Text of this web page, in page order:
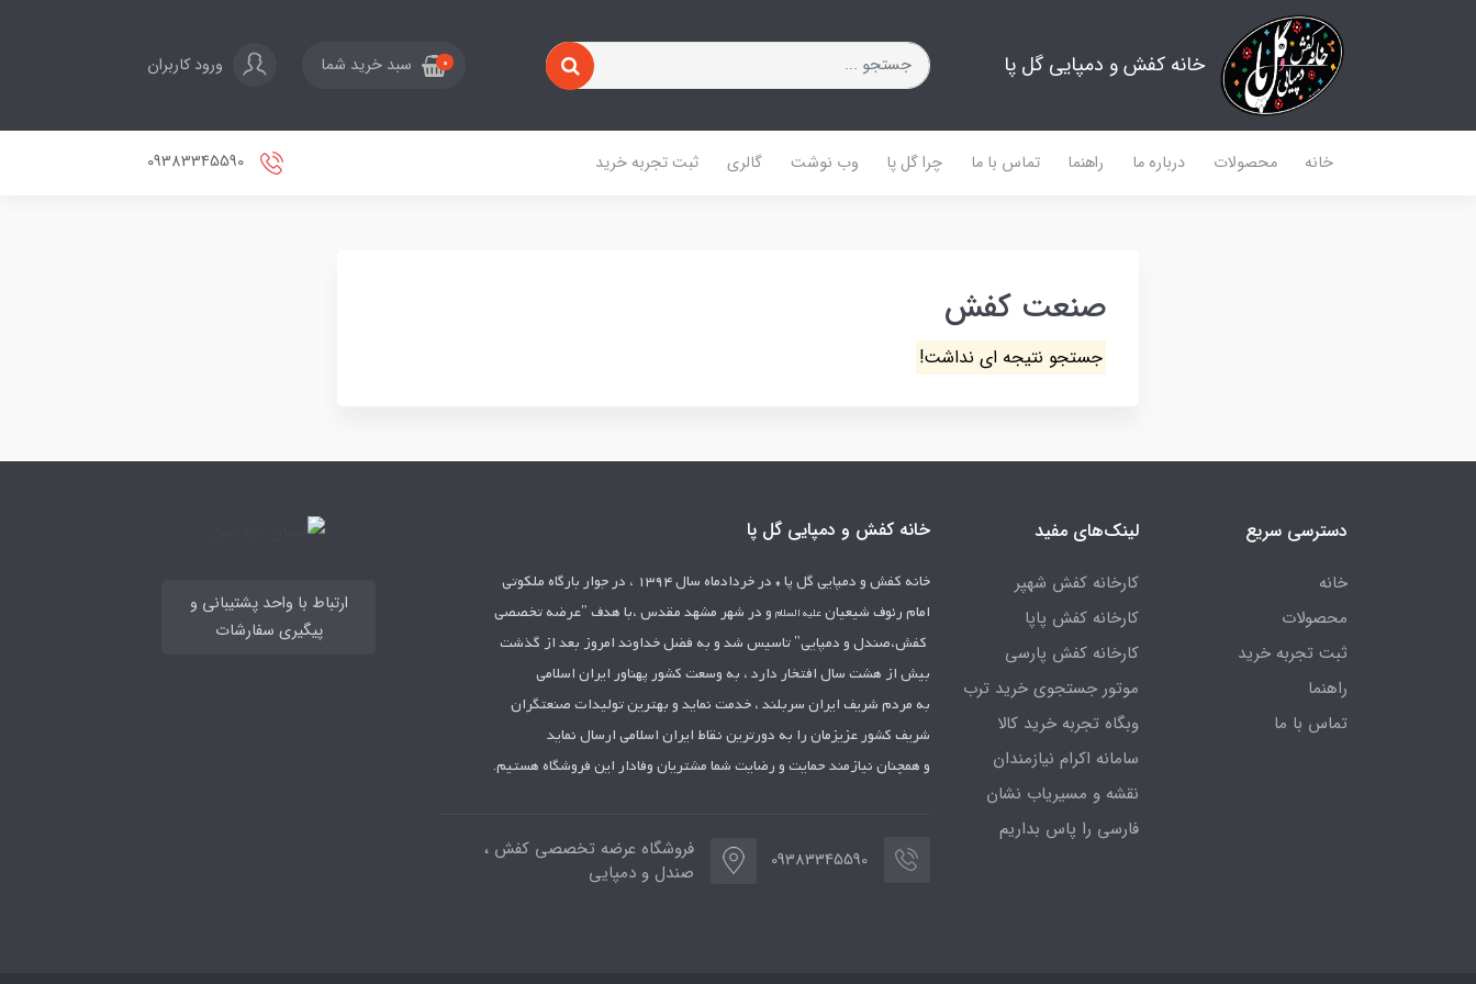
خانه کفش و دمپایی گل پا 0 سبد خرید شما ورود کاربران
خانه محصولات درباره ما راهنما تماس با ما چرا گل پا وب نوشت گالری ثبت تجربه خرید
صنعت کفش
جستجو نتیجه ای نداشت!
دسترسی سریع
خانه
محصولات
ثبت تجربه خرید
راهنما
تماس با ما
لینک‌های مفید
کارخانه کفش شهپر
کارخانه کفش پاپا
کارخانه کفش پارسی
موتور جستجوی خرید ترب
وبگاه تجربه خرید کالا
سامانه اکرام نیازمندان
نقشه و مسیریاب نشان
فارسی را پاس بداریم
خانه کفش و دمپایی گل پا
خانه کفش و دمپایی گل پا *در خردادماه سال 1394 ، در جوار بارگاه ملکوتی
امام رئوف شیعیان علیه السلام و در شهر مشهد مقدس ،با هدف "عرضه تخصصی
کفش،صندل و دمپایی" تاسیس شدو به فضل خداوند امروز بعد از گذشت
بیش از هشت سال افتخار دارد ، به وسعت کشور پهناور ایران اسلامی
به مردم شریف ایران سربلند ، خدمت نماید و بهترین تولیداتصنعتگران
شریف کشور عزیزمان را به دورترین نقاط ایران اسلامی ارسال نماید
و همچنان نیازمند حمایت و رضایت شما مشتریان وفادار این فروشگاه هستیم.
09383345590
فروشگاه عرضه تخصصی کفش ،
صندل و دمپایی
ارتباط با واحد پشتیبانی و
پیگیری سفارشات